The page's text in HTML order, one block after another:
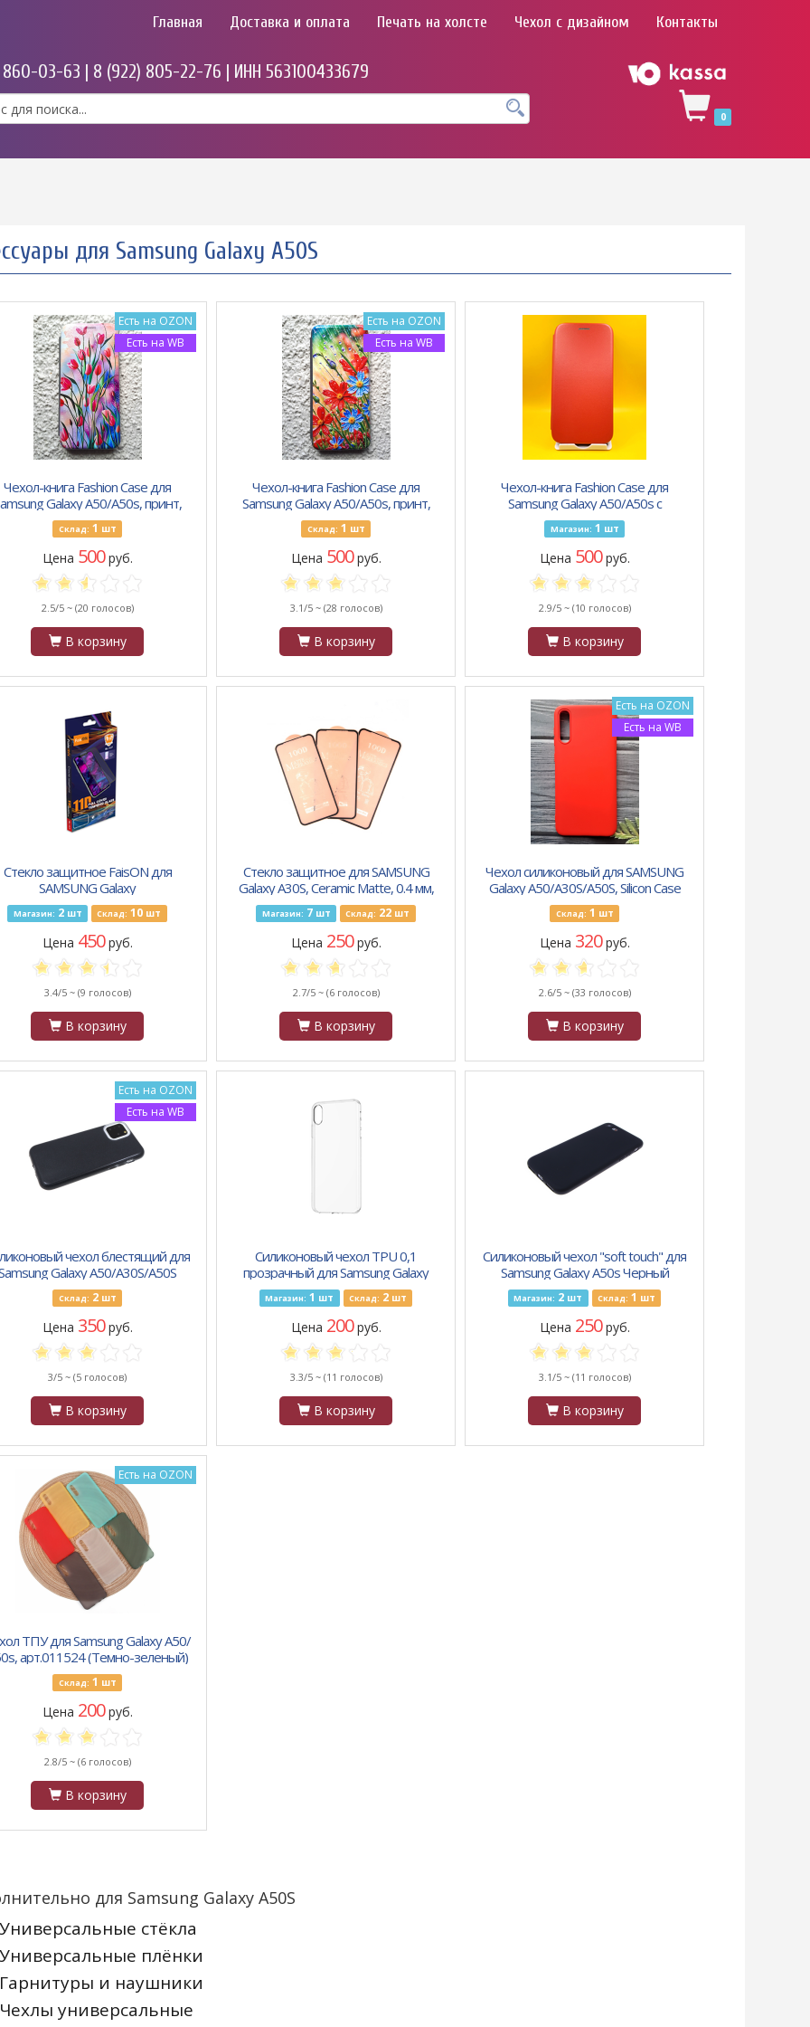
Главная Доставка и оплата Печать на холсте Чехол с дизайном Контакты
860-03-63 | 8 (922) 805-22-76 | ИНН 563100433679
0
для Samsung Galaxy A50S
Есть на OZON
Есть на WB
Чехол-книга Fashion Case для
Galaxy A50/A50s, принт,
рисунок и тульпаны, серый
Склад: 1 шт
Цена 500руб.
2.5/5 ~ (20 голосов)
В корзину
Есть на OZON
Есть на WB
Чехол-книга Fashion Case для
Samsung Galaxy A50/A50s, принт,
красные и синие цветы, серый
Склад: 1 шт
Цена 500руб.
3.1/5 ~ (28 голосов)
В корзину
Чехол-книга Fashion Case для
Samsung Galaxy A50/A50s с
силиконовым основанием и
магнитом, красный
Магазин: 1 шт
Цена 500руб.
2.9/5 ~ (10 голосов)
В корзину
Стекло защитное FaisON для
SAMSUNG Galaxy
M31/A30S/A40S/A50S, GL-07,
0.33 мм, 11D, чёрный
Магазин: 2шт Склад: 10 шт
Цена 450руб.
3.4/5 ~ (9 голосов)
В корзину
Стекло защитное для SAMSUNG
Galaxy A30S, Ceramic Matte, 0.4 мм,
2.5D, матовый, полн. клей, чёрный
Магазин: 7шт Склад: 22 шт
Цена 250руб.
2.7/5 ~ (6 голосов)
В корзину
Есть на OZON
Есть на WB
Чехол силиконовый для SAMSUNG
Galaxy A50/A30S/A50S, Silicon Case
Full, тонкий, матовый, красный
Склад: 1 шт
Цена 320руб.
2.6/5 ~ (33 голосов)
В корзину
Есть на OZON
Есть на WB
чехол блестящий для
Galaxy A50/A30S/A50S
(2019), черный
Склад: 2шт
Цена 350руб.
3/5 ~ (5 голосов)
В корзину
Силиконовый чехол TPU 0,1
прозрачный для Samsung Galaxy
A50s
Магазин: 1 шт Склад: 2шт
Цена 200руб.
3.3/5 ~ (11 голосов)
В корзину
Силиконовый чехол "soft touch" для
Samsung Galaxy A50s Черный
Магазин: 2 шт Склад: 1 шт
Цена 250руб.
3.1/5 ~ (11 голосов)
В корзину
Есть на OZON
ТПУ для Samsung Galaxy A50/
арт.011524 (Темно-зеленый)
Склад: 1 шт
Цена 200руб.
2.8/5 ~ (6 голосов)
В корзину
для Samsung Galaxy A50S
Универсальные стёкла
Универсальные плёнки
Гарнитуры и наушники
Чехлы универсальные